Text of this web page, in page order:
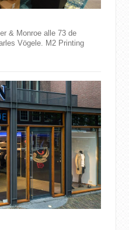
& Monroe alle 73 de
Vögele. M2 Printing